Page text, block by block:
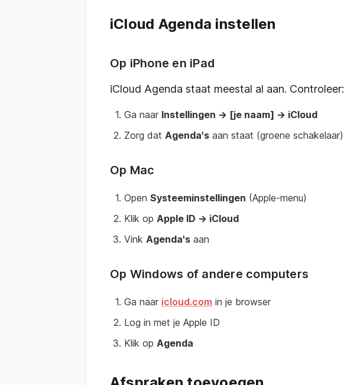
iCloud Agenda instellen
Op iPhone en iPad
iCloud Agenda staat meestal al aan. Controleer:
Ga naar Instellingen → [je naam] → iCloud
Zorg dat Agenda's aan staat (groene schakelaar)
Op Mac
Open Systeeminstellingen (Apple-menu)
Klik op Apple ID → iCloud
Vink Agenda's aan
Op Windows of andere computers
Ga naar icloud.com in je browser
Log in met je Apple ID
Klik op Agenda